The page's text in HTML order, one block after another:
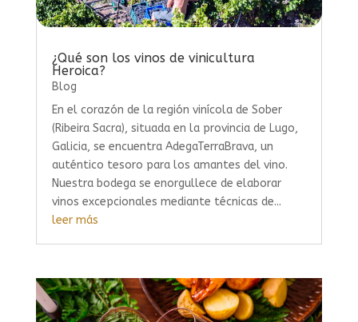
¿Qué son los vinos de vinicultura
Heroica?
Blog
En el corazón de la región vinícola de Sober
(Ribeira Sacra), situada en la provincia de Lugo,
Galicia, se encuentra AdegaTerraBrava, un
auténtico tesoro para los amantes del vino.
Nuestra bodega se enorgullece de elaborar
vinos excepcionales mediante técnicas de...
leer más